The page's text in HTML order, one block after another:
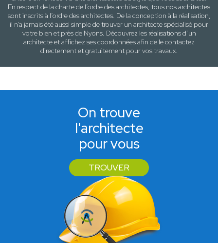
En respect de la charte de l’ordre des architectes, tous nos architectes
sont inscrits à l’ordre des architectes. De la conception à la réalisation,
il n’a jamais été aussi simple de trouver un architecte spécialisé pour
votre bien et près de Nyons. Découvrez les réalisations d’un
architecte et affichez ses coordonnées afin de le contactez
directement et gratuitement pourvos travaux.
On trouve
l'architecte
pour vous
TROUVER